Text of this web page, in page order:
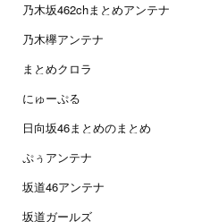
乃木坂462chまとめアンテナ
乃木欅アンテナ
まとめクロラ
にゅーぷる
日向坂46まとめのまとめ
ぷぅアンテナ
坂道46アンテナ
坂道ガールズ